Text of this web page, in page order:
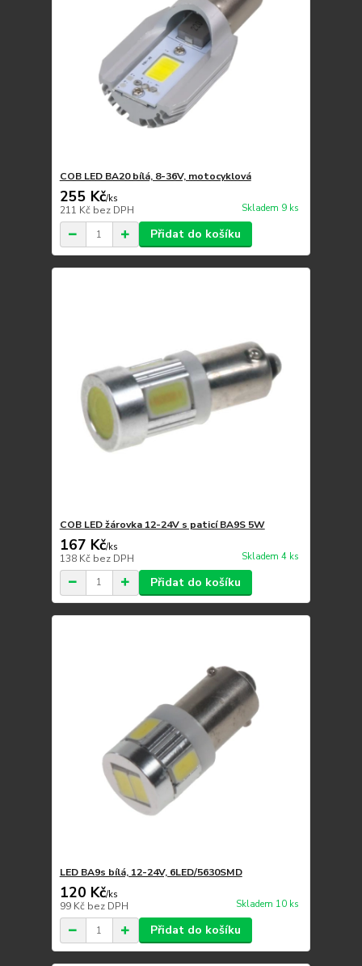
COB LED BA20 bílá, 8-36V, motocyklová
255 Kč/ks
211 Kč bez DPH Skladem 9 ks
Přidat do košíku
COB LED žárovka 12-24V s paticí BA9S 5W
167 Kč/ks
138 Kč bez DPH Skladem 4 ks
Přidat do košíku
LED BA9s bílá, 12-24V, 6LED/5630SMD
120 Kč/ks
99 Kč bez DPH Skladem 10 ks
Přidat do košíku